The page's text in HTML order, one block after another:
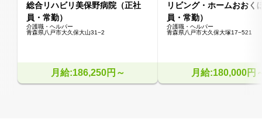
総合リハビリ美保野病院（正社
員・常勤）
介護職・ヘルパー
青森県八戸市大久保大山31−2
月給:186,250円～
リビング・ホームおおく
員・常勤）
介護職・ヘルパー
青森県八戸市大久保大塚17−521
月給:180,000円